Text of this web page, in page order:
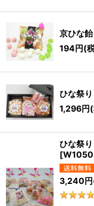
京ひな飴
194円(
ひな祭
1,296円
ひな祭り
[
3,240円